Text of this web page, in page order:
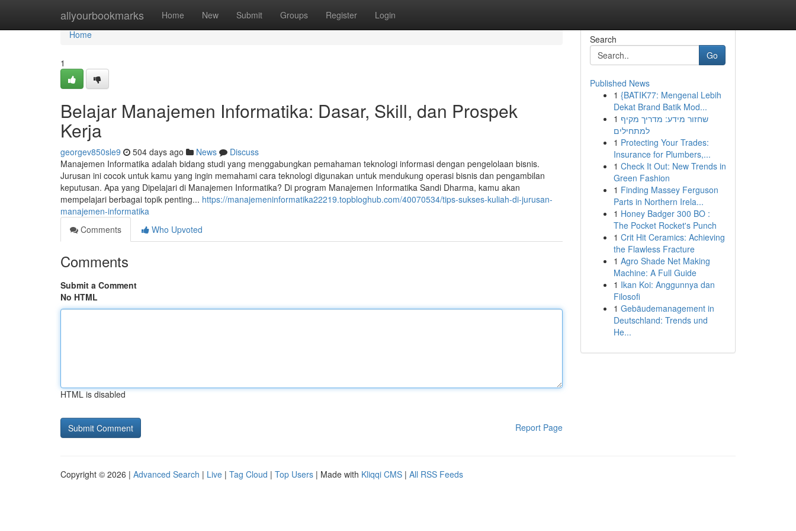
allyourbookmarks Home New Submit Groups Register Login
Home
Home
1
Belajar Manajemen Informatika: Dasar, Skill, dan Prospek
Kerja
georgev850sle9 504 days ago News
Discuss
Manajemen Informatika adalah bidang studi yang menggabungkan pemahaman teknologi informasi dengan pengelolaan bisnis.
Jurusan ini cocok untuk kamu yang ingin memahami cara teknologi digunakan untuk mendukung operasi bisnis dan pengambilan
keputusan. Apa yang Dipelajari di Manajemen Informatika? Di program Manajemen Informatika Sandi Dharma, kamu akan
mempelajari berbagai topik penting... https://manajemeninformatika22219.topbloghub.com/40070534/tips-sukses-kuliah-di-jurusan-
manajemen-informatika
Comments
Who Upvoted
Comments
Submit a Comment
No HTML
HTML is disabled
Report Page
Search
Go
Published News
1 {BATIK77: Mengenal Lebih
Dekat Brand Batik Mod...
1 שחזור מידע: מדריך מקיף
למתחילים
1 Protecting Your Trades:
Insurance for Plumbers,...
1 Check It Out: New Trends in
Green Fashion
1 Finding Massey Ferguson
Parts in Northern Irela...
1 Honey Badger 300 BO :
The Pocket Rocket's Punch
1 Crit Hit Ceramics: Achieving
the Flawless Fracture
1 Agro Shade Net Making
Machine: A Full Guide
1 Ikan Koi: Anggunnya dan
Filosofi
1 Gebäudemanagement in
Deutschland: Trends und
He...
Copyright © 2026 | Advanced Search | Live | Tag Cloud | Top Users | Made with Kliqqi CMS | All RSS Feeds